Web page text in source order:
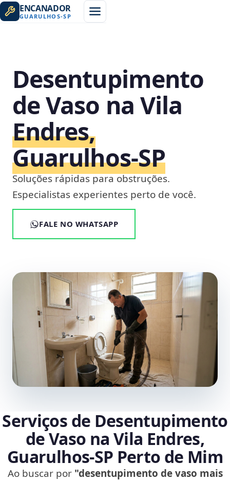
ENCANADOR
GUARULHOS-SP
Desentupimento
de Vaso na Vila
Endres,
Guarulhos‑SP
Soluções rápidas para obstruções.
Especialistas experientes perto de você.
FALE NO WHATSAPP
Serviços de Desentupimento
de Vaso na Vila Endres,
Guarulhos‑SP Perto de Mim
Ao buscar por "desentupimento de vaso mais